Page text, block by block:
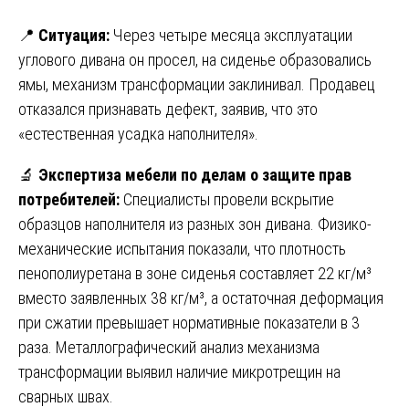
📍 Ситуация: Через четыре месяца эксплуатации
углового дивана он просел, на сиденье образовались
ямы, механизм трансформации заклинивал. Продавец
отказался признавать дефект, заявив, что это
«естественная усадка наполнителя».
🔬 Экспертиза мебели по делам о защите прав
потребителей: Специалисты провели вскрытие
образцов наполнителя из разных зон дивана. Физико-
механические испытания показали, что плотность
пенополиуретана в зоне сиденья составляет 22 кг/м³
вместо заявленных 38 кг/м³, а остаточная деформация
при сжатии превышает нормативные показатели в 3
раза. Металлографический анализ механизма
трансформации выявил наличие микротрещин на
сварных швах.